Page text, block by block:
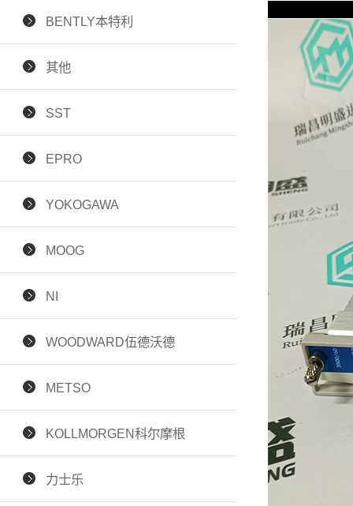
BENTLY本特利
其他
SST
EPRO
YOKOGAWA
MOOG
NI
WOODWARD伍德沃德
METSO
KOLLMORGEN科尔摩根
力士乐